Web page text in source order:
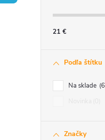
21 €
Podľa štítku
Na sklade 6
Značky